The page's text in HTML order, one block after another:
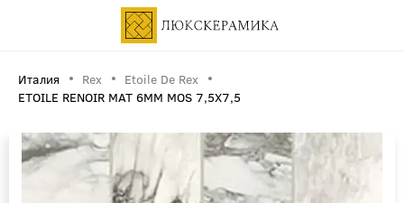
Италия Rex
Etoile De Rex
ETOILE RENOIR MAT 6MM MOS 7,5X7,5